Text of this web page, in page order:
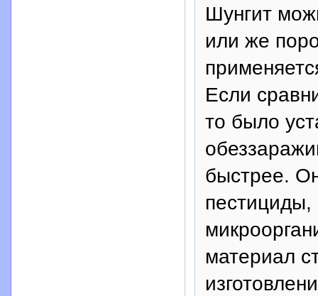
Шунгит
или же
Если
то было
быстрее.
материал